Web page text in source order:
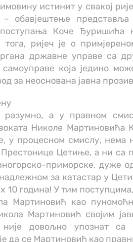
истинит у свакој
обавјештење представља
Коче Ђуришића
ријеч је о
државне управе са
која једино
за неоснована јавна
разумно, а у правном
Николе Мартиновића
у процесном смислу, нема
Цетиње, а ни са
приморске, дуже
за катастар у
10 година! У тим
Мартиновић као
Мартиновић својим
довољно упознат са
да се Мартиновић као